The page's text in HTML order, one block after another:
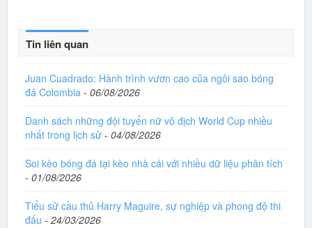
Tin liên quan
Juan Cuadrado: Hành trình vươn cao của ngôi sao bóng
đá Colombia - 06/08/2026
Danh sách những đội tuyển nữ vô địch World Cup nhiều
nhất trong lịch sử - 04/08/2026
Soi kèo bóng đá tại kèo nhà cái với nhiều dữ liệu phân tích
- 01/08/2026
Tiểu sử cầu thủ Harry Maguire, sự nghiệp và phong độ thi
đấu - 24/03/2026